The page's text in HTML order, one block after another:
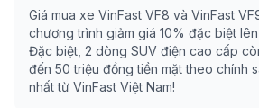
Giá mua xe VinFast VF8 và VinFast
chương trình giảm giá 10% đặc biệt
Đặc biệt, 2 dòng SUV điện cao cấp
đến 50 triệu đồng tiền mặt theo chính
nhất từ VinFast Việt Nam!